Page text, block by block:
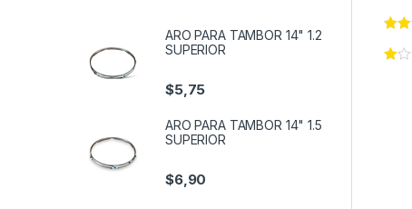
ARO PARA TAMBOR 14" 1.2
SUPERIOR
$5,75
ARO PARA TAMBOR 14" 1.5
SUPERIOR
$6,90